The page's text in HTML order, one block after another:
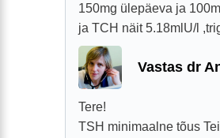
150mg ülepäeva ja
ja TCH näit 5.18mlU/l
Vastas dr
Tere!
TSH minimaalne tõus